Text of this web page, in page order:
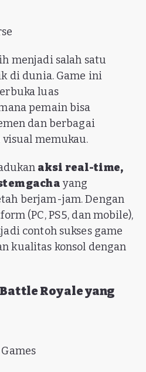
menjadi salah satu
di dunia. Game ini
luas
pemain bisa
dan berbagai
memukau.
aksi real-time,
gacha yang
berjam-jam. Dengan
(PC, PS5, dan mobile),
contoh sukses game
kualitas konsol dengan
Royale yang